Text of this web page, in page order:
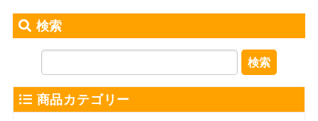
検索
検索
商品カテゴリー